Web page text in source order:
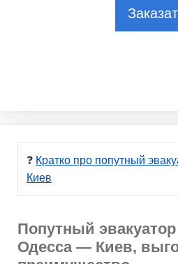
❓ Кратко про попутный
Киев
Попутный
Одесса — Киев,